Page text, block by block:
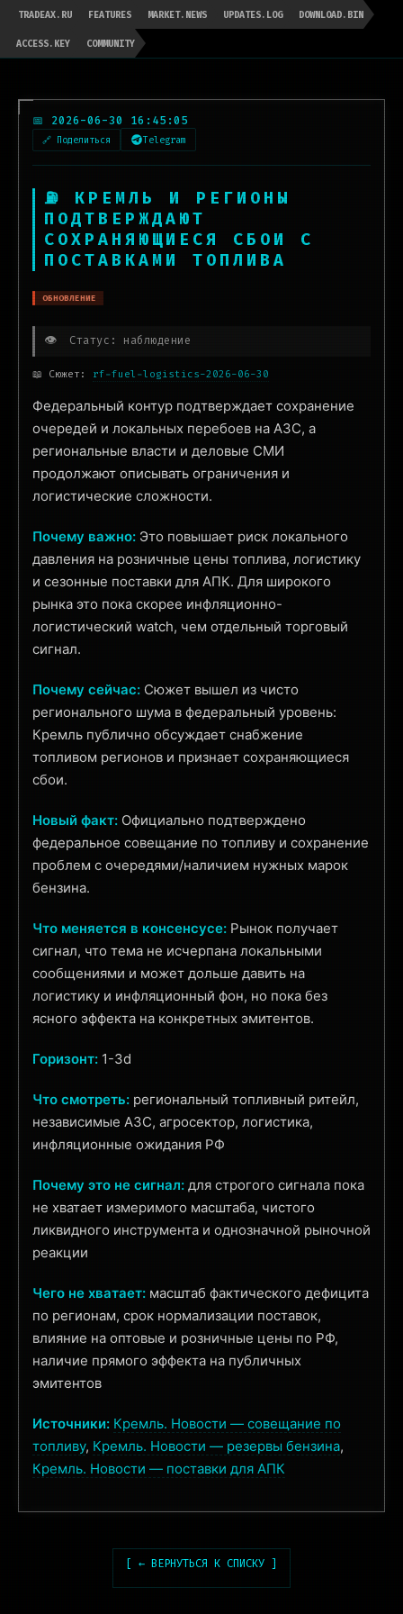
TRADEAX.RU FEATURES MARKET.NEWS UPDATES.LOG DOWNLOAD.BIN
ACCESS.KEY COMMUNITY
📅 2026-06-30 16:45:05
🔗 Поделиться Telegram
⛽ КРЕМЛЬ И РЕГИОНЫ
ПОДТВЕРЖДАЮТ
СОХРАНЯЮЩИЕСЯ СБОИ С
ПОСТАВКАМИ ТОПЛИВА
ОБНОВЛЕНИЕ
👁️ Статус: наблюдение
📖 Сюжет: rf-fuel-logistics-2026-06-30
Федеральный контур подтверждает сохранение
очередей и локальных перебоев на АЗС, а
региональные власти и деловые СМИ
продолжают описывать ограничения и
логистические сложности.
Почему важно: Это повышает риск локального
давления на розничные цены топлива, логистику
и сезонные поставки для АПК. Для широкого
рынка это пока скорее инфляционно-
логистический watch, чем отдельный торговый
сигнал.
Почему сейчас: Сюжет вышел из чисто
регионального шума в федеральный уровень:
Кремль публично обсуждает снабжение
топливом регионов и признает сохраняющиеся
сбои.
Новый факт: Официально подтверждено
федеральное совещание по топливу и сохранение
проблем с очередями/наличием нужных марок
бензина.
Что меняется в консенсусе: Рынок получает
сигнал, что тема не исчерпана локальными
сообщениями и может дольше давить на
логистику и инфляционный фон, но пока без
ясного эффекта на конкретных эмитентов.
Горизонт: 1-3d
Что смотреть: региональный топливный ритейл,
независимые АЗС, агросектор, логистика,
инфляционные ожидания РФ
Почему это не сигнал: для строгого сигнала пока
не хватает измеримого масштаба, чистого
ликвидного инструмента и однозначной рыночной
реакции
Чего не хватает: масштаб фактического дефицита
по регионам, срок нормализации поставок,
влияние на оптовые и розничные цены по РФ,
наличие прямого эффекта на публичных
эмитентов
Источники: Кремль. Новости — совещание по
топливу, Кремль. Новости — резервы бензина,
Кремль. Новости — поставки для АПК
[ ← ВЕРНУТЬСЯ К СПИСКУ ]